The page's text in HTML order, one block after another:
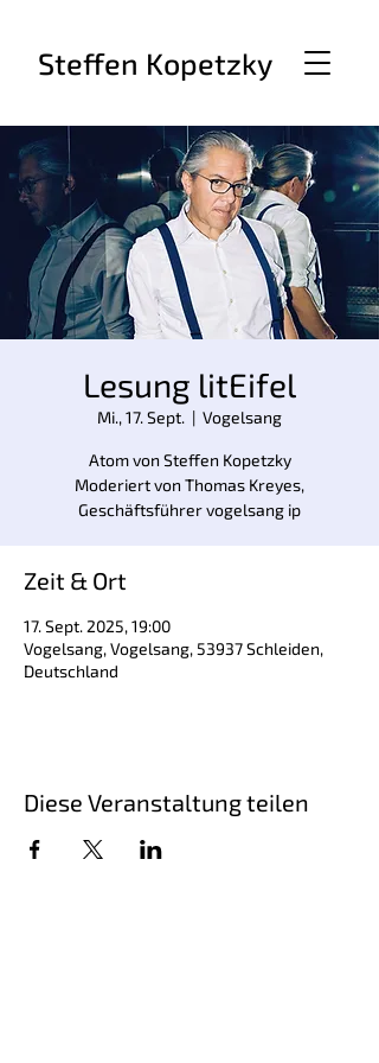
Steffen Kopetzky
Lesung litEifel
Mi., 17. Sept.
  |
Vogelsang
Atom von Steffen Kopetzky
Moderiert von Thomas Kreyes,
Geschäftsführer vogelsang ip
Zeit & Ort
17. Sept. 2025, 19:00
Vogelsang, Vogelsang, 53937 Schleiden,
Deutschland
Diese Veranstaltung teilen